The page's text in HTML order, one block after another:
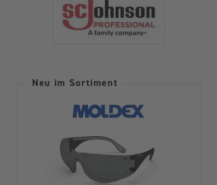
Neu im Sortiment